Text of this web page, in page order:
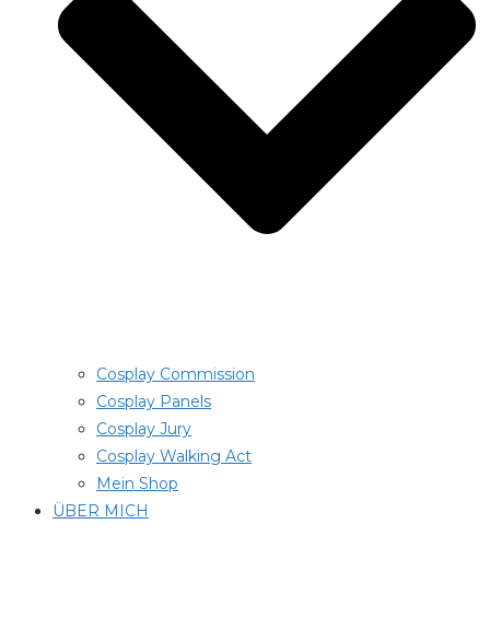
Cosplay Commission
Cosplay Panels
Cosplay Jury
Cosplay Walking Act
Mein Shop
ÜBER MICH